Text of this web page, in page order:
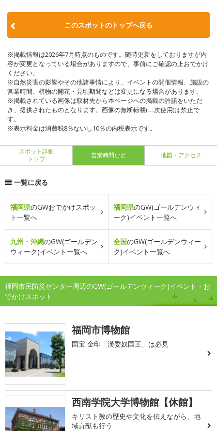
このスポットのトップへ戻る
※掲載情報は2026年7月時点のものです。随時更新をしておりますが内
容が変更となっている場合がありますので、事前にご確認の上おでかけ
ください。
※自然災害の影響やその他諸事情により、イベントの開催情報、施設の
営業時間、植物の開花・見頃期間などは変更になる場合があります。
※掲載されている画像は取材先から本ページへの掲載の許諾をいただ
き、提供されたものとなります。画像の無断転載(二次使用)は禁止で
す。
※表示料金は消費税8％ないし10％の内税表示です。
スポット詳細
トップ
営業時間など 地図・アクセス
一覧に戻る
福岡県のGWおでかけスポッ
ト一覧へ
福岡県のGW(ゴールデンウィ
ーク)イベント一覧へ
九州・沖縄のGW(ゴールデン
ウィーク)イベント一覧へ
全国のGW(ゴールデンウィー
ク)イベント一覧へ
福岡市民防災センター周辺のGW(ゴールデンウィーク)イベント・お
でかけスポット
福岡市博物館
国宝 金印「漢委奴国王」は必見
西南学院大学博物館【休館】
キリスト教の歴史や文化を伝えながら、地
域貢献も行う